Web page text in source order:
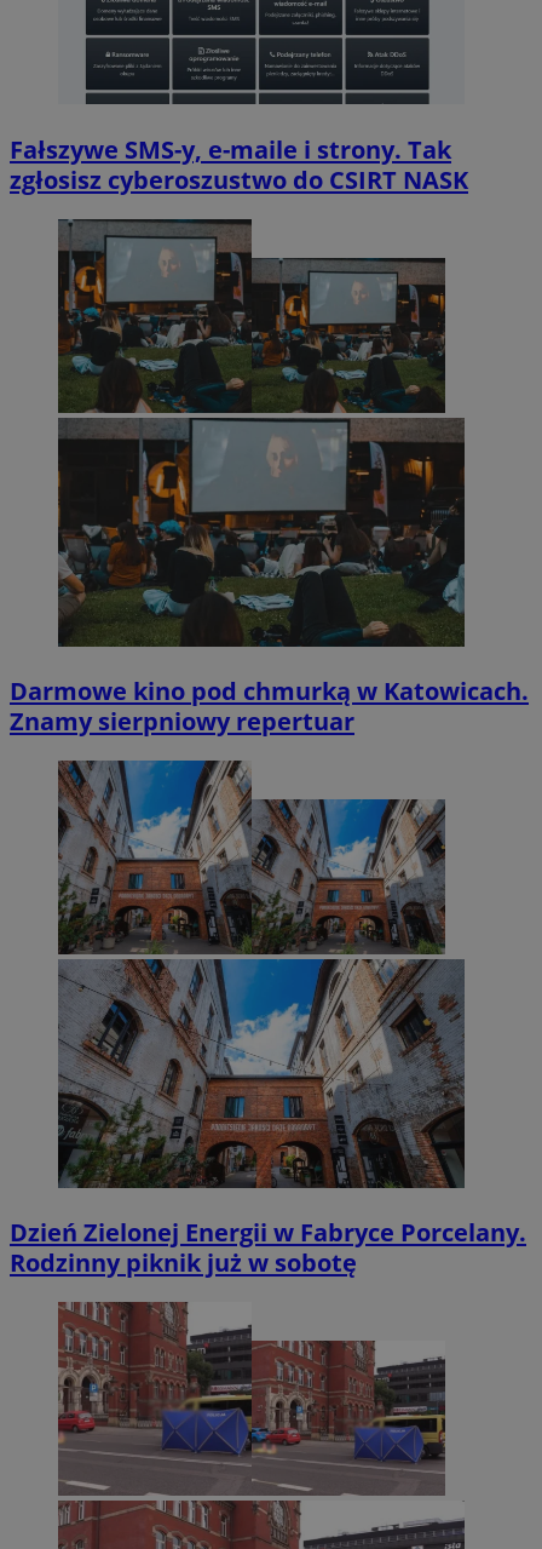
Fałszywe SMS-y, e-maile i strony. Tak
zgłosisz cyberoszustwo do CSIRT NASK
Darmowe kino pod chmurką w Katowicach.
Znamy sierpniowy repertuar
Dzień Zielonej Energii w Fabryce Porcelany.
Rodzinny piknik już w sobotę